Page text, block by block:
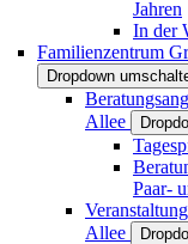
Jahren
In der
Familienzentrum
Dropdown
Allee
Paar-
Allee